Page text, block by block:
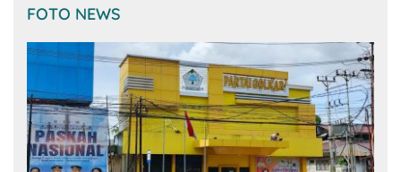
FOTO NEWS